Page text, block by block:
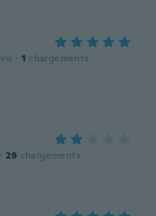
· 1 chargements
· 29 chargements